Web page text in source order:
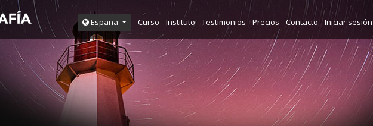
España Curso Instituto Testimonios Precios Contacto Iniciar sesión